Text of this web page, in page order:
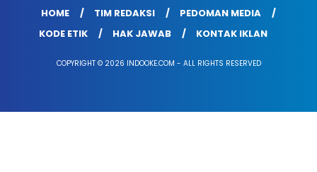
HOME TIM REDAKSI
PEDOMAN MEDIA
KODE ETIK
HAK JAWAB KONTAK IKLAN
COPYRIGHT © 2026 INDOOKE.COM - ALL RIGHTS RESERVED